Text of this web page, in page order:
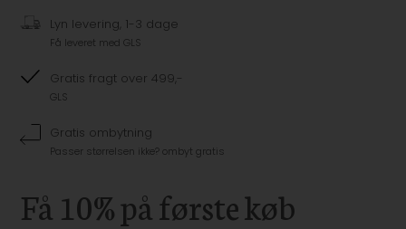
Lyn levering, 1-3 dage
Få leveret med GLS
Gratis fragt over 499,-
GLS
Gratis ombytning
Passer størrelsen ikke? ombyt gratis
Få 10% på første køb